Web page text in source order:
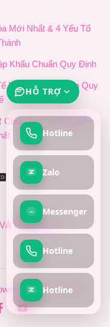
Mới Nhất & 4 Yếu Tố
Khẩu Chuẩn Quy Định
Nhập Khẩu Chuẩn Quy
Code Truy Xuất Nguồn
HOÀN TIỀN
by In Tem Phụ
HỖ TRỢ
Hotline
Zalo
Messenger
Hotline
Hotline